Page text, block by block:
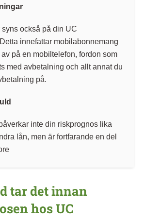
också på din UC
innefattar mobilabonnemang
på en mobiltelefon, fordon som
med avbetalning och allt annat du
på.
inte din riskprognos lika
lån, men är fortfarande en del
tar det innan
hos UC